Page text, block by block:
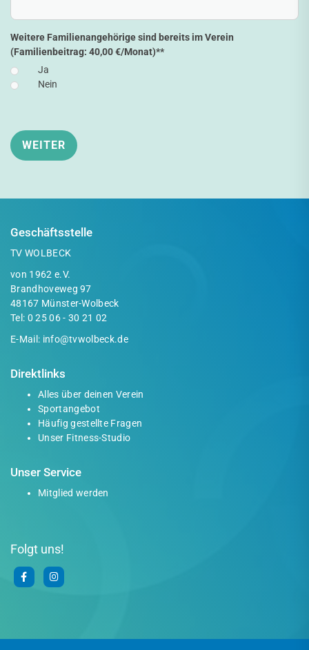
Weitere Familienangehörige sind bereits im Verein
(Familienbeitrag: 40,00 €/Monat)**
Ja
Nein
Geschäftsstelle
TV WOLBECK
von 1962 e.V.
Brandhoveweg 97
48167 Münster-Wolbeck
Tel: 0 25 06 - 30 21 02
E-Mail: info@tvwolbeck.de
Direktlinks
Alles über deinen Verein
Sportangebot
Häufig gestellte Fragen
Unser Fitness-Studio
Unser Service
Mitglied werden
Folgt uns!